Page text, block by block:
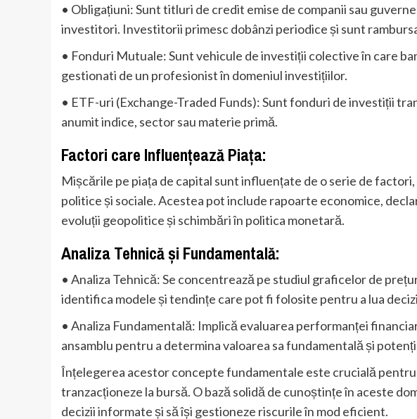
• Obligațiuni: Sunt titluri de credit emise de companii sau
investitori. Investitorii primesc dobânzi periodice și sunt
• Fonduri Mutuale: Sunt vehicule de investiții colective în care
gestionati de un profesionist în domeniul investițiilor.
• ETF-uri (Exchange-Traded Funds): Sunt fonduri de investiții
anumit indice, sector sau materie primă.
Factori care Influențează Piața:
Mișcările pe piața de capital sunt influențate de o serie de
politice și sociale. Acestea pot include rapoarte economice,
evoluții geopolitice și schimbări în politica monetară.
Analiza Tehnică și Fundamentală:
• Analiza Tehnică: Se concentrează pe studiul graficelor de
identifica modele și tendințe care pot fi folosite pentru a lua
• Analiza Fundamentală: Implică evaluarea performanței
ansamblu pentru a determina valoarea sa fundamentală și
Înțelegerea acestor concepte fundamentale este crucială pentru
tranzacționeze la bursă. O bază solidă de cunoștințe în aceste
decizii informate și să își gestioneze riscurile în mod eficient.